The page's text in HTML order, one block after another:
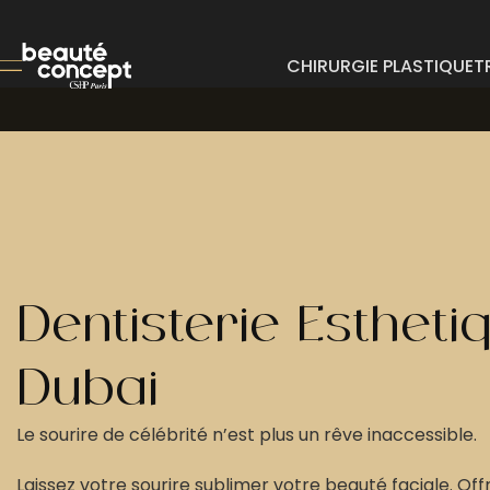
CHIRURGIE PLASTIQUE
Dentisterie
Dubaï
Le sourire de célébrité n’est plus un rêve inaccessible.